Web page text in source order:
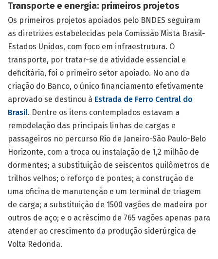
Transporte e energia: primeiros projetos
Os primeiros projetos apoiados pelo BNDES seguiram
as diretrizes estabelecidas pela Comissão Mista Brasil-
Estados Unidos, com foco em infraestrutura. O
transporte, por tratar-se de atividade essencial e
deficitária, foi o primeiro setor apoiado. No ano da
criação do Banco, o único financiamento efetivamente
aprovado se destinou à Estrada de Ferro Central do
Brasil. Dentre os itens contemplados estavam a
remodelação das principais linhas de cargas e
passageiros no percurso Rio de Janeiro-São Paulo-Belo
Horizonte, com a troca ou instalação de 1,2 milhão de
dormentes; a substituição de seiscentos quilômetros de
trilhos velhos; o reforço de pontes; a construção de
uma oficina de manutenção e um terminal de triagem
de carga; a substituição de 1500 vagões de madeira por
outros de aço; e o acréscimo de 765 vagões apenas para
atender ao crescimento da produção siderúrgica de
Volta Redonda.